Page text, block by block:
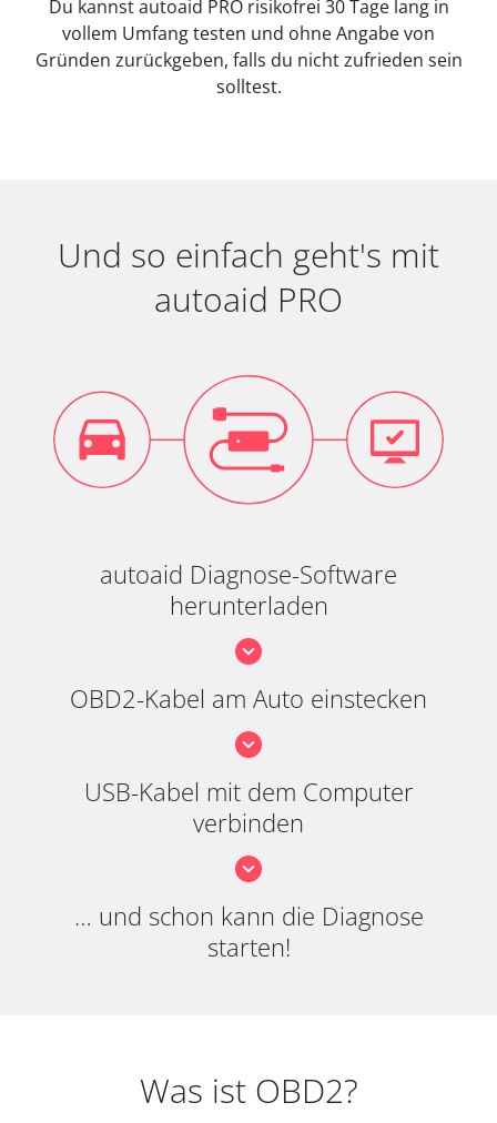
Du kannst autoaid PRO risikofrei 30 Tage lang in
vollem Umfang testen und ohne Angabe von
Gründen zurückgeben, falls du nicht zufrieden sein
solltest.
Und so einfach geht's mit
autoaid PRO
autoaid Diagnose-Software
herunterladen
OBD2-Kabel am Auto einstecken
USB-Kabel mit dem Computer
verbinden
… und schon kann die Diagnose
starten!
Was ist OBD2?